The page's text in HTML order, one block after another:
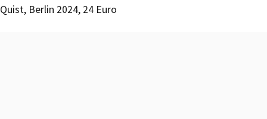
Quist, Berlin 2024, 24 Euro